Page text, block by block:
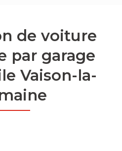
de voiture
par garage
Vaison-la-